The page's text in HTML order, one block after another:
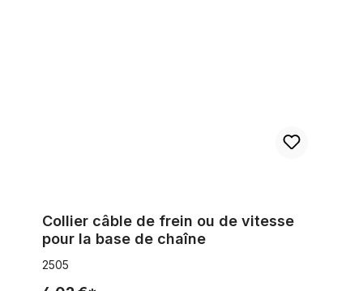
Collier câble de frein ou de vitesse
pour la base de chaîne
2505